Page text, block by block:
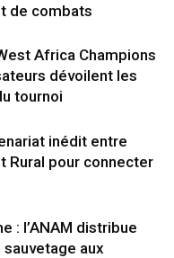
de combats
Africa Champions
dévoilent les
tournoi
inédit entre
Rural pour connecter
: l’ANAM distribue
aux